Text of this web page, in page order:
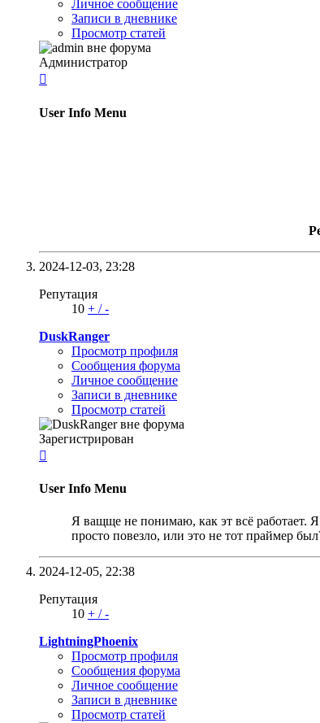
Личное сообщение
Записи в дневнике
Просмотр статей
Администратор

User Info Menu
2024-12-03, 23:28
Репутация
10 + /-
DuskRanger
Просмотр профиля
Сообщения форума
Личное сообщение
Записи в дневнике
Просмотр статей
Зарегистрирован

User Info Menu
Я ващще не понимаю, как эт всё работает.
просто повезло, или это не тот праймер
2024-12-05, 22:38
Репутация
10 + /-
LightningPhoenix
Просмотр профиля
Сообщения форума
Личное сообщение
Записи в дневнике
Просмотр статей